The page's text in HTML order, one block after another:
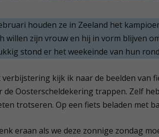
houden ze in Zeeland het
willen zijn vrouw en hij in vorm blijven
stond er het weekeinde van hun
verbijstering kijk ik naar de beelden van
de Oosterscheldekering trappen. Zelf
trotseren. Op een fiets beladen met
eraan als we deze zonnige zondag